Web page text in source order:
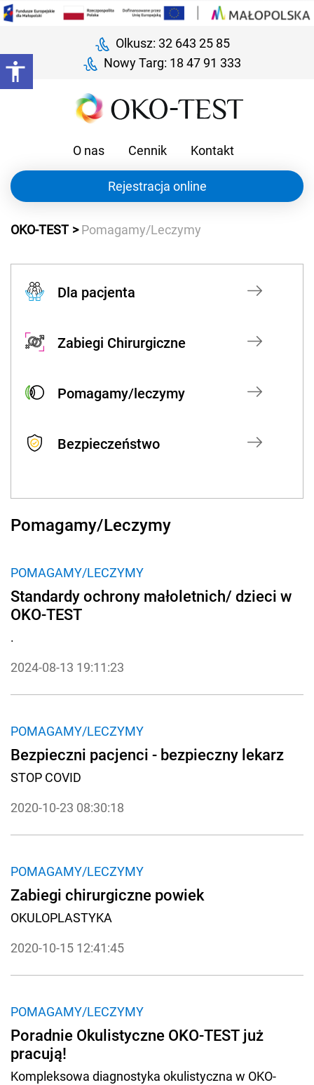
Olkusz: 32 643 25 85
Nowy Targ: 18 47 91 333
O nas Cennik Kontakt
Rejestracja online
OKO-TEST Pomagamy/Leczymy
Dla pacjenta
Zabiegi Chirurgiczne
Pomagamy/leczymy
Bezpieczeństwo
Pomagamy/Leczymy
POMAGAMY/LECZYMY
Standardy ochrony małoletnich/ dzieci w
OKO-TEST
.
2024-08-13 19:11:23
POMAGAMY/LECZYMY
Bezpieczni pacjenci - bezpieczny lekarz
STOP COVID
2020-10-23 08:30:18
POMAGAMY/LECZYMY
Zabiegi chirurgiczne powiek
OKULOPLASTYKA
2020-10-15 12:41:45
POMAGAMY/LECZYMY
Poradnie Okulistyczne OKO-TEST już
pracują!
Kompleksowa diagnostyka okulistyczna w OKO-